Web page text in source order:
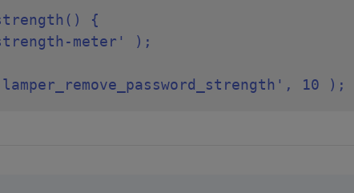
{
strength-meter' );